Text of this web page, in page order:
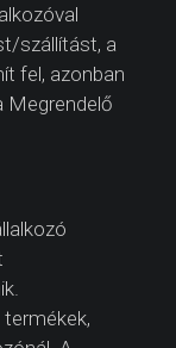
szállítást, a
fel, azonban
Megrendelő